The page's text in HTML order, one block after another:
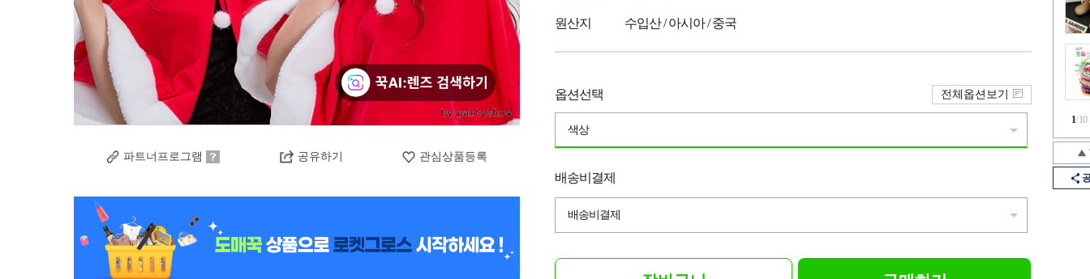
1/10
파트너프로그램 공유하기 관심상품등록
원산지 수입산 / 아시아 / 중국
옵션선택
색상
전체옵션보기
배송비결제
배송비결제